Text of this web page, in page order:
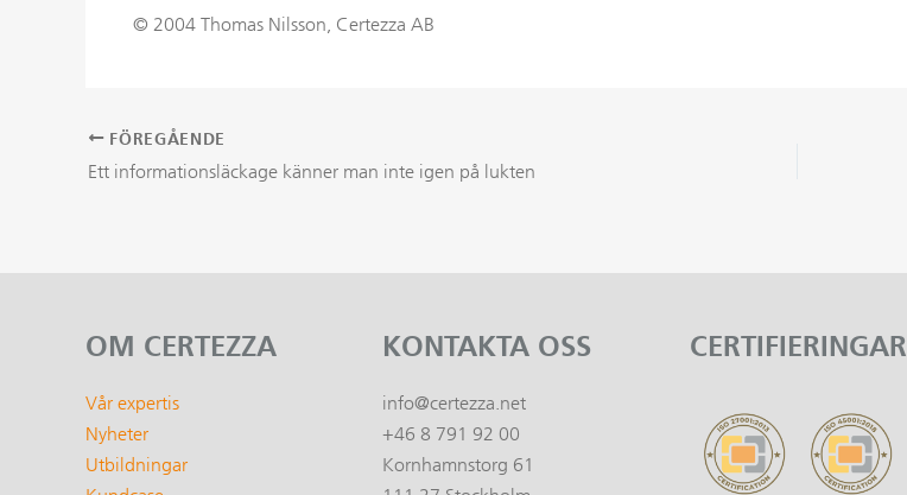
© 2004 Thomas Nilsson, Certezza AB
Inläggsnavigering
FÖREGÅENDE
Ett informationsläckage känner man inte igen på lukten
OM CERTEZZA
Vår expertis
Nyheter
Utbildningar
KONTAKTA OSS
info@certezza.net
+46 8 791 92 00
Kornhamnstorg 61
CERTIFIERINGAR